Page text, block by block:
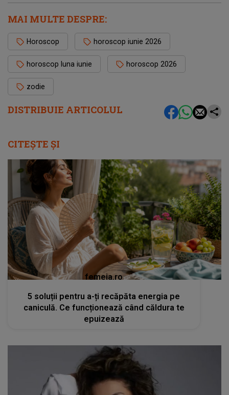
DISTRIBUIE ARTICOLUL
MAI MULTE DESPRE:
Horoscop horoscop iunie 2026
horoscop luna iunie horoscop 2026
zodie
CITEȘTE ȘI
femeia.ro
5 soluții pentru a-ți recăpăta energia pe
caniculă. Ce funcționează când căldura te
epuizează